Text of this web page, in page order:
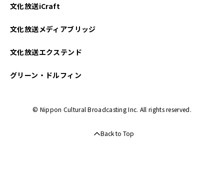
文化放送iCraft
文化放送メディアブリッジ
文化放送エクステンド
グリーン・ドルフィン
© Nippon Cultural Broadcasting Inc. All rights reserved.
Back to Top